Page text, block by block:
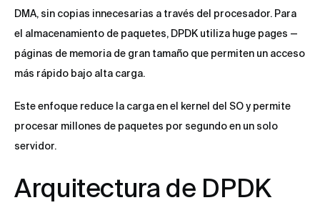
DMA, sin copias innecesarias a través del procesador. Para
el almacenamiento de paquetes, DPDK utiliza huge pages —
páginas de memoria de gran tamaño que permiten un acceso
más rápido bajo alta carga.
Este enfoque reduce la carga en el kernel del SO y permite
procesar millones de paquetes por segundo en un solo
servidor.
Arquitectura de DPDK